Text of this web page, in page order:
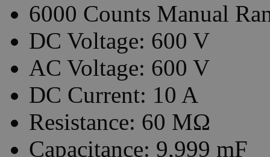
6000 Counts Manual
DC Voltage: 600 V
AC Voltage: 600 V
DC Current: 10 A
Resistance: 60 MΩ
Capacitance: 9,999 mF